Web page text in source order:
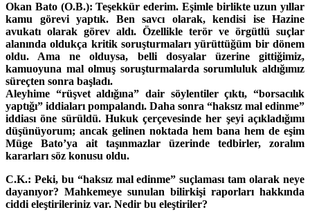
Okan Bato (O.B.): Teşekkür ederim. Eşimle birlikte uzun yıllar
kamu görevi yaptık. Ben savcı olarak, kendisi ise Hazine
avukatı olarak görev aldı. Özellikle terör ve örgütlü suçlar
alanında oldukça kritik soruşturmaları yürüttüğüm bir dönem
oldu. Ama ne olduysa, belli dosyalar üzerine gittiğimiz,
kamuoyuna mal olmuş soruşturmalarda sorumluluk aldığımız
süreçten sonra başladı.
Aleyhime “rüşvet aldığına” dair söylentiler çıktı, “borsacılık
yaptığı” iddiaları pompalandı. Daha sonra “haksız mal edinme”
iddiası öne sürüldü. Hukuk çerçevesinde her şeyi açıkladığımı
düşünüyorum; ancak gelinen noktada hem bana hem de eşim
Müge Bato’ya ait taşınmazlar üzerinde tedbirler, zoralım
kararları söz konusu oldu.
C.K.: Peki, bu “haksız mal edinme” suçlaması tam olarak neye
dayanıyor? Mahkemeye sunulan bilirkişi raporları hakkında
ciddi eleştirileriniz var. Nedir bu eleştiriler?